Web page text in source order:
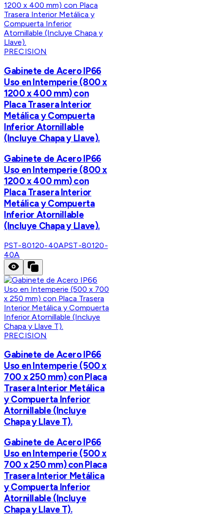
PRECISION
Gabinete de Acero IP66
Uso en Intemperie (800 x
1200 x 400 mm) con
Placa Trasera Interior
Metálica y Compuerta
Inferior Atornillable
(Incluye Chapa y Llave).
Gabinete de Acero IP66
Uso en Intemperie (800 x
1200 x 400 mm) con
Placa Trasera Interior
Metálica y Compuerta
Inferior Atornillable
(Incluye Chapa y Llave).
PST-80120-40APST-80120-
40A
PRECISION
Gabinete de Acero IP66
Uso en Intemperie (500 x
700 x 250 mm) con Placa
Trasera Interior Metálica
y Compuerta Inferior
Atornillable (Incluye
Chapa y Llave T).
Gabinete de Acero IP66
Uso en Intemperie (500 x
700 x 250 mm) con Placa
Trasera Interior Metálica
y Compuerta Inferior
Atornillable (Incluye
Chapa y Llave T).